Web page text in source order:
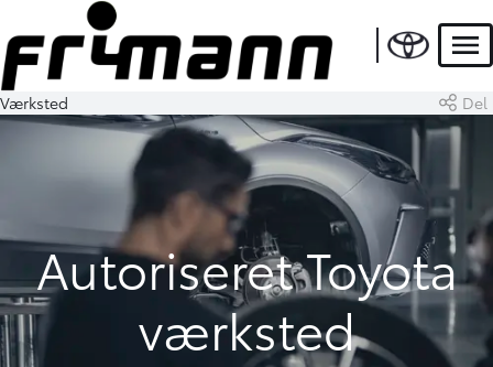
Værksted Del
Autoriseret Toyota
værksted